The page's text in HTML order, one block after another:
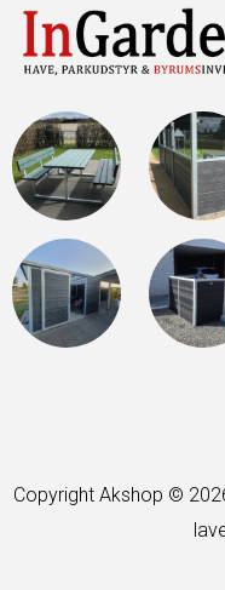
Copyright Akshop ©